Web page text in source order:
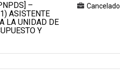
–
ASISTENTE
LA UNIDAD DE
Y
Cancelado